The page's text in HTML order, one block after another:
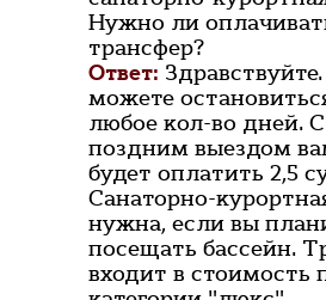
Нужно ли
трансфер?
Ответ:
можете
любое кол-во дней.
поздним выездом
будет оплатить 2,5
Санаторно-
нужна, если вы
посещать бассейн.
входит в стоимость